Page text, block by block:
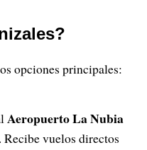
opciones principales:
Aeropuerto La Nubia
vuelos directos